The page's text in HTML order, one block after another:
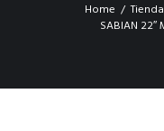
Home
Tienda
SABIAN